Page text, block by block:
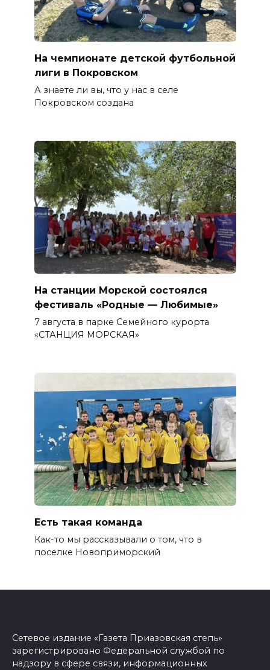
На чемпионате детской футбольной
лиги в Покровском
А знаете ли вы, что у нас в селе
Покровском создана
На станции Морской состоялся
фестиваль «Родные — Любимые»
7 августа в парке Семейного курорта
«СТАНЦИЯ МОРСКАЯ»
Есть такая команда
Как-то мы рассказывали о том, что в
поселке Новоприморский
Сетевое издание «Газета Приазовская степь»
зарегистрировано Федеральной службой по
надзору в сфере связи, информационных